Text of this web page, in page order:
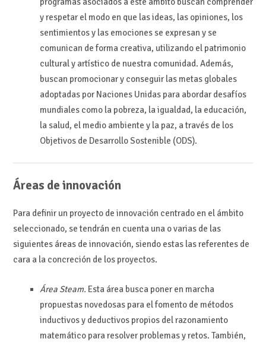
y respetar el modo en que las ideas, las opiniones, los
sentimientos y las emociones se expresan y se
comunican de forma creativa, utilizando el patrimonio
cultural y artístico de nuestra comunidad. Además,
buscan promocionar y conseguir las metas globales
adoptadas por Naciones Unidas para abordar desafíos
mundiales como la pobreza, la igualdad, la educación,
la salud, el medio ambiente y la paz, a través de los
Objetivos de Desarrollo Sostenible (ODS).
Áreas de innovación
Para definir un proyecto de innovación centrado en el ámbito
seleccionado, se tendrán en cuenta una o varias de las
siguientes áreas de innovación, siendo estas las referentes de
cara a la concreción de los proyectos.
Área Steam. Esta área busca poner en marcha
propuestas novedosas para el fomento de métodos
inductivos y deductivos propios del razonamiento
matemático para resolver problemas y retos. También,